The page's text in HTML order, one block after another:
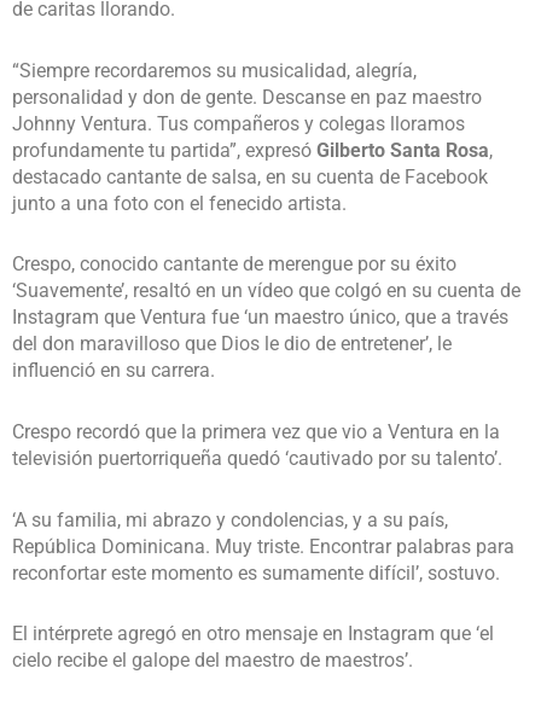
de caritas llorando.
“Siempre recordaremos su musicalidad, alegría,
personalidad y don de gente. Descanse en paz maestro
Johnny Ventura. Tus compañeros y colegas lloramos
profundamente tu partida”, expresó Gilberto Santa Rosa,
destacado cantante de salsa, en su cuenta de Facebook
junto a una foto con el fenecido artista.
Crespo, conocido cantante de merengue por su éxito
‘Suavemente’, resaltó en un vídeo que colgó en su cuenta de
Instagram que Ventura fue ‘un maestro único, que a través
del don maravilloso que Dios le dio de entretener’, le
influenció en su carrera.
Crespo recordó que la primera vez que vio a Ventura en la
televisión puertorriqueña quedó ‘cautivado por su talento’.
‘A su familia, mi abrazo y condolencias, y a su país,
República Dominicana. Muy triste. Encontrar palabras para
reconfortar este momento es sumamente difícil’, sostuvo.
El intérprete agregó en otro mensaje en Instagram que ‘el
cielo recibe el galope del maestro de maestros’.